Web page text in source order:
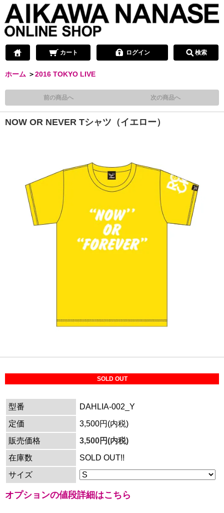
カート ログイン 検索
ホーム ＞2016 TOKYO LIVE
前の商品へ 次の商品へ
NOW OR NEVER Tシャツ（イエロー）
SOLD OUT
型番
DAHLIA-002_Y
定価
3,500円(内税)
販売価格
3,500円(内税)
在庫数
SOLD OUT!!
サイズ
オプションの値段詳細はこちら